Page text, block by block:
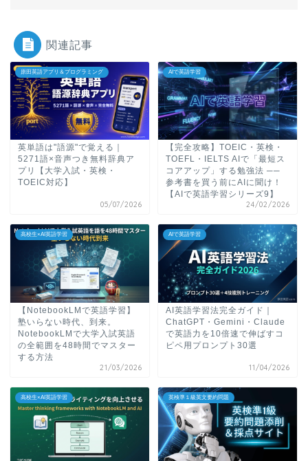
関連記事
原田英語アプリ＆プログラミング
英単語は"語源"で覚える｜
5271語×音声つき無料辞典ア
プリ【大学入試・英検・
TOEIC対応】
05/07/2026
AIで英語学習
【完全攻略】TOEIC・英検・
TOEFL・IELTS AIで「最短ス
コアアップ」する勉強法 ──
参考書を買う前にAIに聞け！
【AIで英語学習シリーズ9】
24/02/2026
高校生×AI英語学習
【NotebookLMで英語学習】
塾いらない時代、到来。
NotebookLMで大学入試英語
の全範囲を48時間でマスター
する方法
21/03/2026
AIで英語学習
AI英語学習法完全ガイド｜
ChatGPT・Gemini・Claude
で英語力を10倍速で伸ばすコ
ピペ用プロンプト30選
11/04/2026
高校生×AI英語学習 英検準１級英文要約問題